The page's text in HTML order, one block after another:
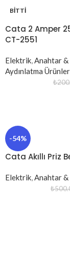
BITTI
Cata 2 Amper
CT-2551
Elektrik,Anahtar
Aydınlatma
₺
-54%
Cata Akıllı Priz
Elektrik,Anahtar
₺